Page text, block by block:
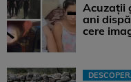
Acuzații
ani
cere